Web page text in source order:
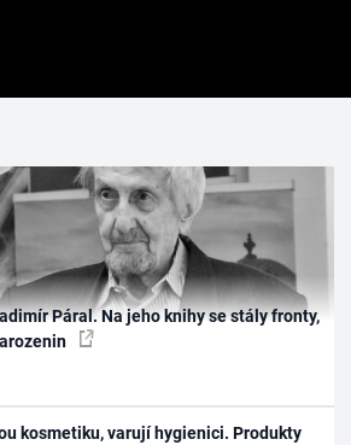
Páral. Na jeho knihy se stály fronty,
kosmetiku, varují hygienici. Produkty